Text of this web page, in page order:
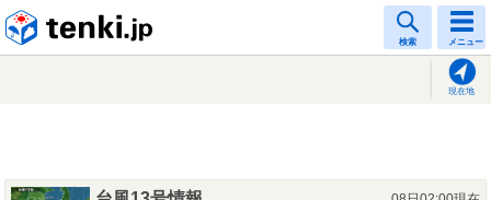
検索 メニュー
現在地